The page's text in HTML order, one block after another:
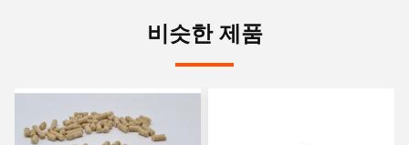
비슷한 제품